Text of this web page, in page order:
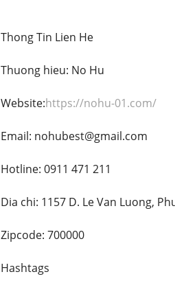
Thong Tin Lien He
Thuong hieu: No Hu
Website:https://nohu-01.com/
Email: nohubest@gmail.com
Hotline: 0911 471 211
Dia chi: 1157 D. Le Van Luong,
Zipcode: 700000
Hashtags